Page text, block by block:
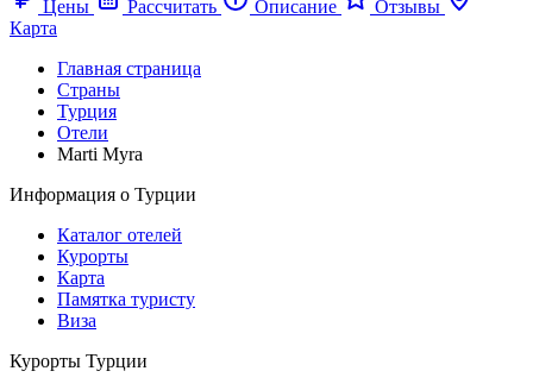
Цены
Рассчитать Описание
Отзывы
Карта
Главная страница
Cтраны
Турция
Отели
Marti Myra
Информация о Турции
Каталог отелей
Курорты
Карта
Памятка туристу
Виза
Курорты Турции